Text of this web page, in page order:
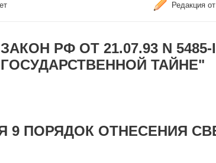
Редакция от
ЗАКОН РФ ОТ 21.07.93 N
ГОСУДАРСТВЕННОЙ ТАЙНЕ"
9 ПОРЯДОК ОТНЕСЕНИЯ